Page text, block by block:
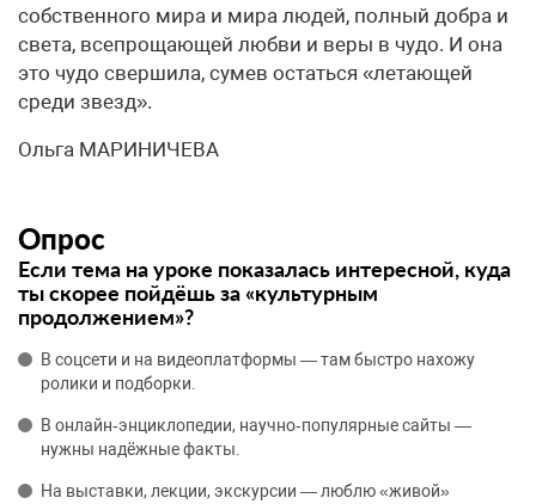
собственного мира и мира людей, полный добра и
света, всепрощающей любви и веры в чудо. И она
это чудо свершила, сумев остаться «летающей
среди звезд».
Ольга МАРИНИЧЕВА
Опрос
Если тема на уроке показалась интересной, куда
ты скорее пойдёшь за «культурным
продолжением»?
В соцсети и на видеоплатформы — там быстро нахожу
ролики и подборки.
В онлайн‑энциклопедии, научно‑популярные сайты —
нужны надёжные факты.
На выставки, лекции, экскурсии — люблю «живой»